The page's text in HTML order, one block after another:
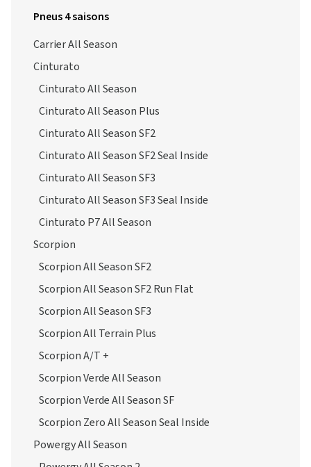
Pneus 4 saisons
Carrier All Season
Cinturato
Cinturato All Season
Cinturato All Season Plus
Cinturato All Season SF2
Cinturato All Season SF2 Seal Inside
Cinturato All Season SF3
Cinturato All Season SF3 Seal Inside
Cinturato P7 All Season
Scorpion
Scorpion All Season SF2
Scorpion All Season SF2 Run Flat
Scorpion All Season SF3
Scorpion All Terrain Plus
Scorpion A/T +
Scorpion Verde All Season
Scorpion Verde All Season SF
Scorpion Zero All Season Seal Inside
Powergy All Season